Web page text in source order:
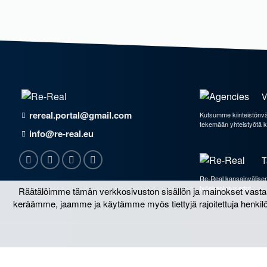
rereal.portal@gmail.com
info@re-real.eu
Kutsumme
tekemään yhteistyötä
Re-Real
työskentelyn edut
Räätälöimme tämän verkkosivuston sisällön ja mainokset
keräämme, jaamme ja käytämme myös tiettyjä rajoitettuja